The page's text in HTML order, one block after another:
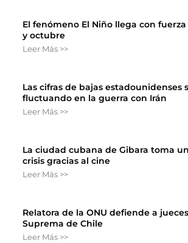
El fenómeno El Niño llega con
y octubre
Leer Más >>
Las cifras de bajas estadounidenses
fluctuando en la guerra con Irán
Leer Más >>
La ciudad cubana de Gibara toma
crisis gracias al cine
Leer Más >>
Relatora de la ONU defiende a
Suprema de Chile
Leer Más >>